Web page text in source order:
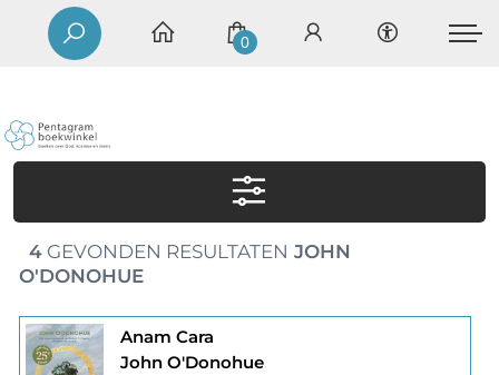
0
4GEVONDEN RESULTATEN JOHN
O'DONOHUE
Anam Cara
John O'Donohue